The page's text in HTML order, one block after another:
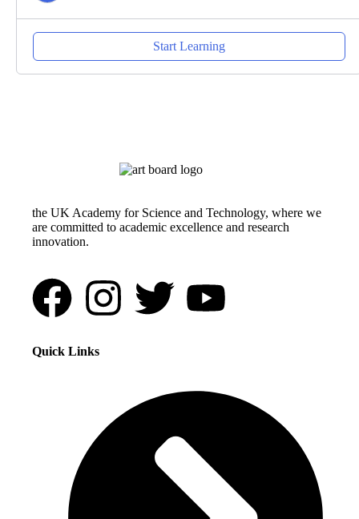
Start Learning
the UK Academy for Science and Technology, where we
are committed to academic excellence and research
innovation.
Quick Links